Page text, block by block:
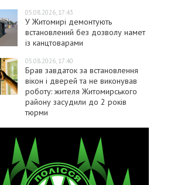
05.08.2026, 17:43
У Житомирі демонтують
встановлений без дозволу намет
із канцтоварами
05.08.2026, 17:40
Брав завдаток за встановлення
вікон і дверей та не виконував
роботу: жителя Житомирського
району засудили до 2 років
тюрми